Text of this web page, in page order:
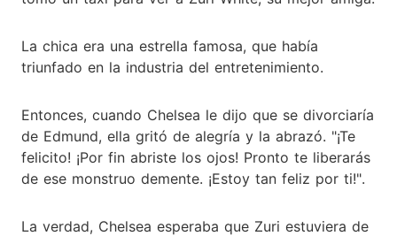
La chica era una estrella famosa, que había
triunfado en la industria del entretenimiento.
Entonces, cuando Chelsea le dijo que se divorciaría
de Edmund, ella gritó de alegría y la abrazó. "¡Te
felicito! ¡Por fin abriste los ojos! Pronto te liberarás
de ese monstruo demente. ¡Estoy tan feliz por ti!".
La verdad, Chelsea esperaba que Zuri estuviera de